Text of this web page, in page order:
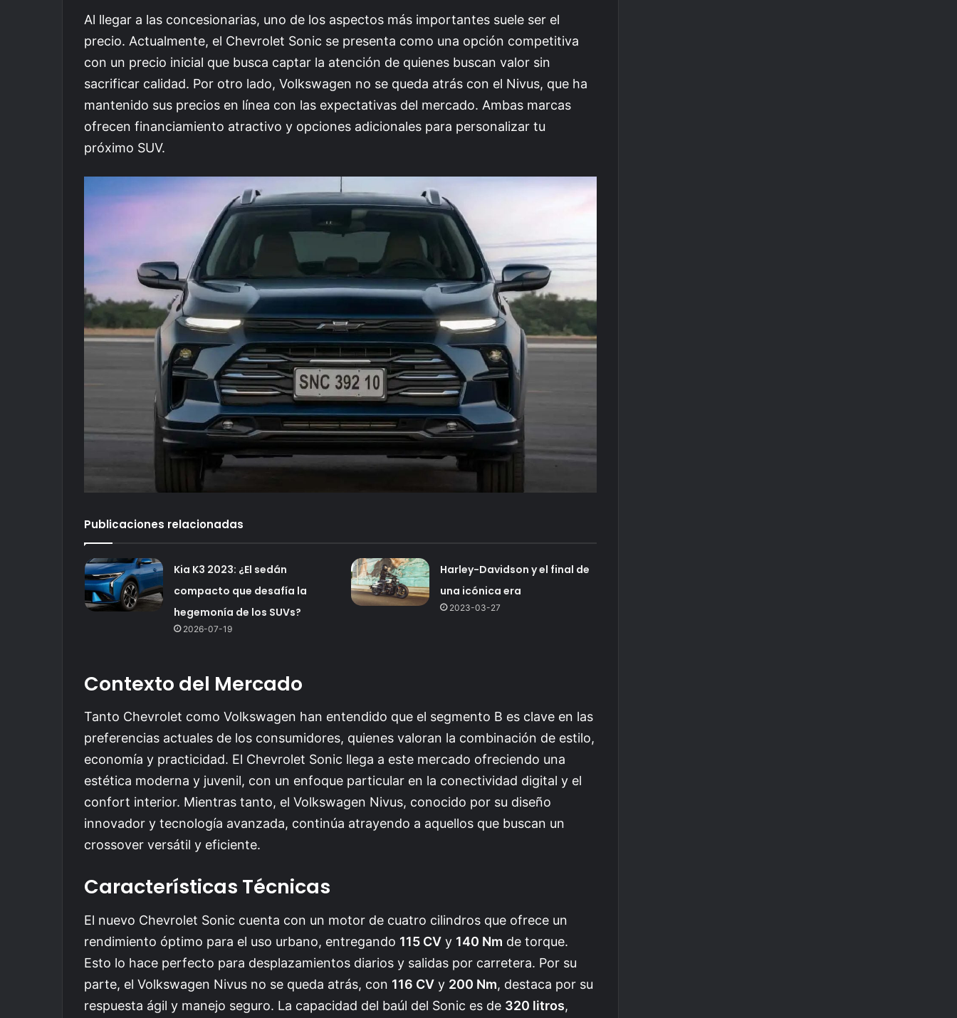
Al llegar a las concesionarias, uno de los aspectos más importantes suele ser el
precio. Actualmente, el Chevrolet Sonic se presenta como una opción competitiva
con un precio inicial que busca captar la atención de quienes buscan valor sin
sacrificar calidad. Por otro lado, Volkswagen no se queda atrás con el Nivus, que ha
mantenido sus precios en línea con las expectativas del mercado. Ambas marcas
ofrecen financiamiento atractivo y opciones adicionales para personalizar tu
próximo SUV.
Publicaciones relacionadas
Kia K3 2023: ¿El sedán
compacto que desafía la
hegemonía de los SUVs?
2026-07-19
Harley-Davidson y el final de
una icónica era
2023-03-27
Contexto del Mercado
Tanto Chevrolet como Volkswagen han entendido que el segmento B es clave en las
preferencias actuales de los consumidores, quienes valoran la combinación de estilo,
economía y practicidad. El Chevrolet Sonic llega a este mercado ofreciendo una
estética moderna y juvenil, con un enfoque particular en la conectividad digital y el
confort interior. Mientras tanto, el Volkswagen Nivus, conocido por su diseño
innovador y tecnología avanzada, continúa atrayendo a aquellos que buscan un
crossover versátil y eficiente.
Características Técnicas
El nuevo Chevrolet Sonic cuenta con un motor de cuatro cilindros que ofrece un
rendimiento óptimo para el uso urbano, entregando 115 CV y 140 Nm de torque.
Esto lo hace perfecto para desplazamientos diarios y salidas por carretera. Por su
parte, el Volkswagen Nivus no se queda atrás, con 116 CV y 200 Nm, destaca por su
respuesta ágil y manejo seguro. La capacidad del baúl del Sonic es de 320 litros,